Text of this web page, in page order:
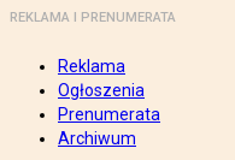
REKLAMA I PRENUMERATA
Reklama
Ogłoszenia
Prenumerata
Archiwum